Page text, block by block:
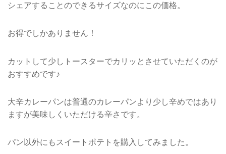
シェアすることのできるサイズなのにこの価格。
お得でしかありません！
カットして少しトースターでカリッとさせていただくのが
おすすめです♪
大辛カレーパンは普通のカレーパンより少し辛めではあり
ますが美味しくいただける辛さです。
パン以外にもスイートポテトを購入してみました。